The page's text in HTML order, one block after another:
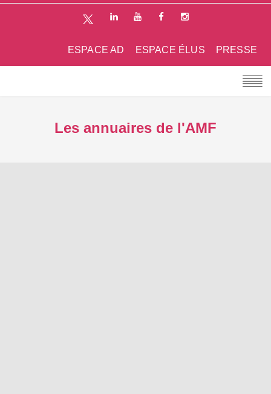
PRESSE
ESPACE ÉLUS
ESPACE AD
Les annuaires de l'AMF